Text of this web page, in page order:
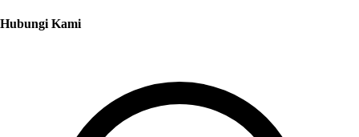
Hubungi Kami